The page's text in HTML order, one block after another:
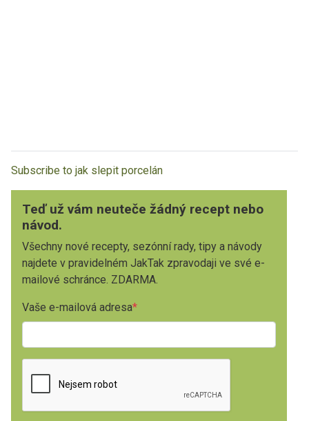
Subscribe to jak slepit porcelán
Teď už vám neuteče žádný recept nebo
návod.
Všechny nové recepty, sezónní rady, tipy a návody
najdete v pravidelném JakTak zpravodaji ve své e-
mailové schránce. ZDARMA.
Vaše e-mailová adresa